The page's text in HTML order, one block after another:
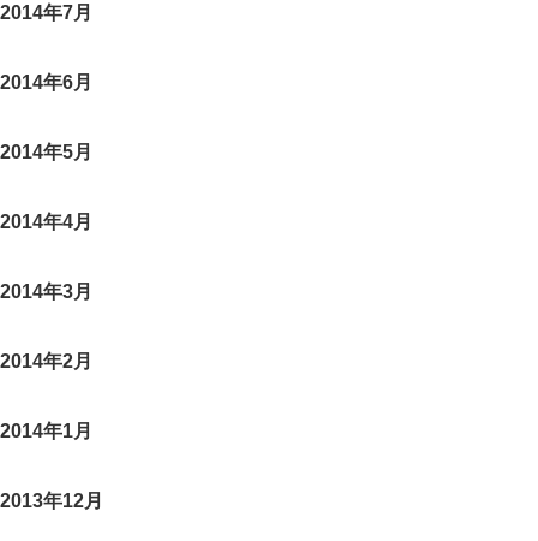
2014年7月
2014年6月
2014年5月
2014年4月
2014年3月
2014年2月
2014年1月
2013年12月